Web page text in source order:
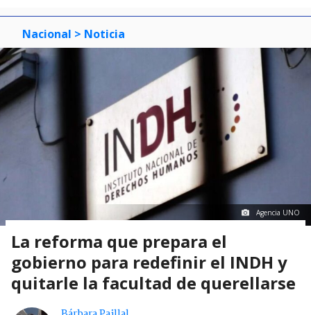
Nacional > Noticia
Agencia UNO
La reforma que prepara el
gobierno para redefinir el INDH y
quitarle la facultad de querellarse